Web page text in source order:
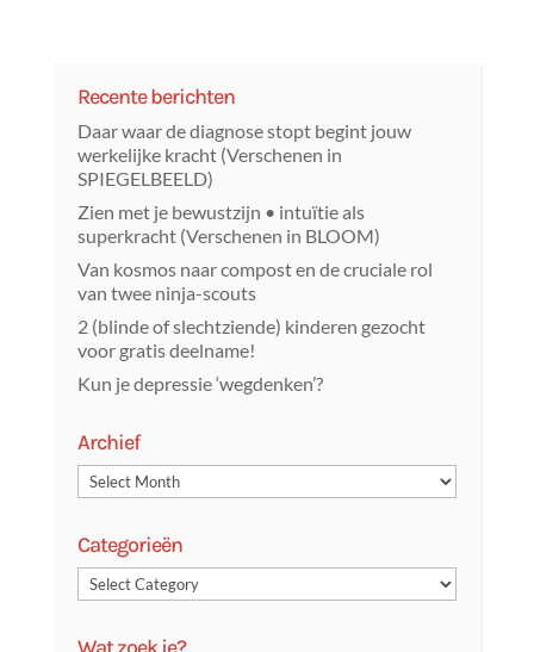
Recente berichten
Daar waar de diagnose stopt begint jouw
werkelijke kracht (Verschenen in
SPIEGELBEELD)
Zien met je bewustzijn • intuïtie als
superkracht (Verschenen in BLOOM)
Van kosmos naar compost en de cruciale rol
van twee ninja-scouts
2 (blinde of slechtziende) kinderen gezocht
voor gratis deelname!
Kun je depressie ‘wegdenken’?
Archief
Categorieën